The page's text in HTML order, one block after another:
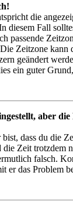
die
diesem Fall
passende
Zeitzone kann
geändert
ein guter
aber
dass du die
die Zeit trotzdem
falsch.
er das Problem